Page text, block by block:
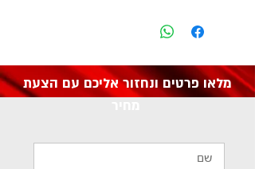
מלאו פרטים ונחזור אליכם עם הצעת